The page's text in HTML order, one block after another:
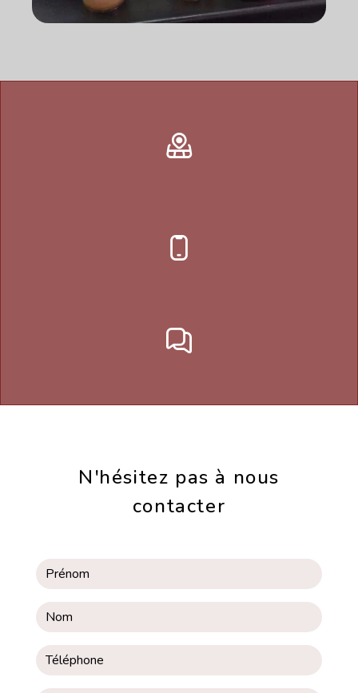
N'hésitez pas à nous
contacter